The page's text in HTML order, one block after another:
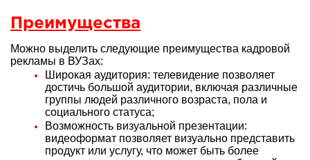
Преимущества
Можно выделить следующие преимущества кадровой
рекламы в ВУЗах:
Широкая аудитория: телевидение позволяет
достичь большой аудитории, включая различные
группы людей различного возраста, пола и
социального статуса;
Возможность визуальной презентации:
видеоформат позволяет визуально представить
продукт или услугу, что может быть более